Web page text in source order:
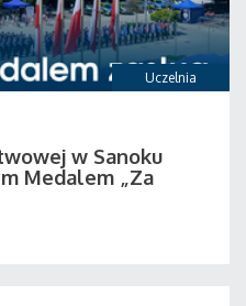
Uczelnia
w Sanoku
Medalem „Za